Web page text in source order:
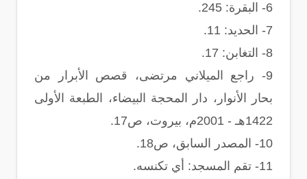
6-
البقرة: 245.
7-
الحديد: 11.
8-
التغابن: 17.
9-
راجع الميلاني مرتضى، قصص الأبرار من
بحار الأنوار، دار المحجة البيضاء، الطبعة الأولى
1422هـ - 2001م، بيروت، ص17.
10-
المصدر السابق، ص18.
11- تقم المسجد: أي تكنسه.